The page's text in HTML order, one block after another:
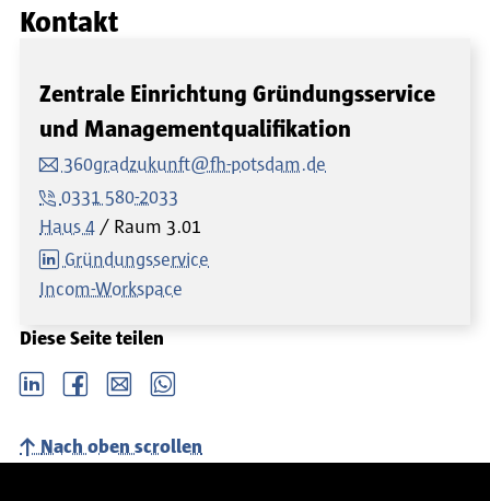
Kontakt
Zentrale Einrichtung Gründungsservice
und Managementqualifikation
360gradzukunft@fh-potsdam.de
0331 580-2033
Haus 4
Raum 3.01
Gründungsservice
Incom-Workspace
Diese Seite teilen
LinkedIn Facebook email Whatsapp
Nach oben scrollen